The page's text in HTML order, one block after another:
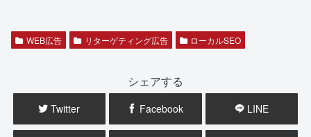
WEB広告 リターゲティング広告 ローカルSEO
シェアする
Twitter Facebook LINE